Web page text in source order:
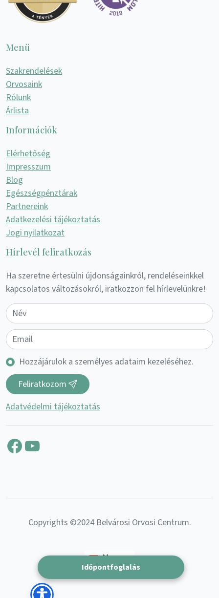
Menü
Szakrendelések
Orvosaink
Rólunk
Árlista
Információk
Elérhetőség
Impresszum
Blog
Egészségpénztárak
Partnereink
Adatkezelési tájékoztatás
Jogi nyilatkozat
Hírlevél feliratkozás
Ha szeretne értesülni újdonságainkról, rendeléseinkkel
kapcsolatos változásokról, iratkozzon fel hírlevelünkre!
Hozzájárulok a személyes adataim kezeléséhez.
Feliratkozom
Adatvédelmi tájékoztatás
Facebook
YouTube
Copyrights ©2024 Belvárosi Orvosi Centrum.
Magyar
Időpontfoglalás